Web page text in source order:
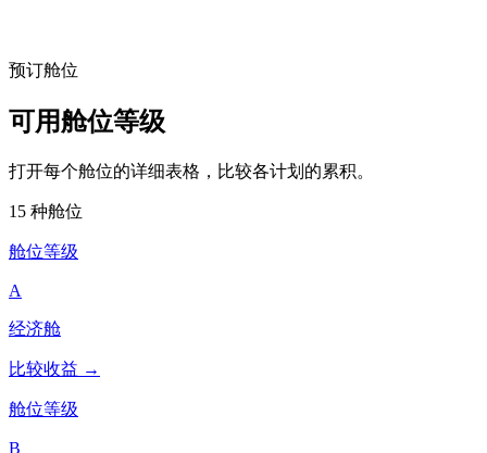
预订舱位
可用舱位等级
打开每个舱位的详细表格，比较各计划的累积。
15 种舱位
舱位等级
A
经济舱
比较收益 →
舱位等级
B